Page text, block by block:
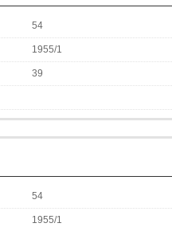
54
1955/1
39
54
1955/1